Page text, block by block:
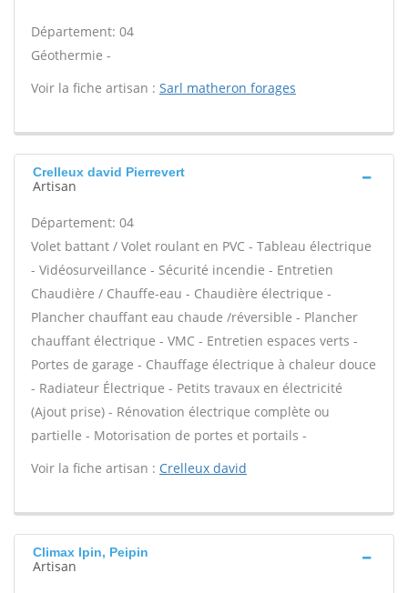
Département: 04
Géothermie -
Voir la fiche artisan : Sarl matheron forages
Crelleux david Pierrevert
Artisan
Département: 04
Volet battant / Volet roulant en PVC - Tableau électrique
- Vidéosurveillance - Sécurité incendie - Entretien
Chaudière / Chauffe-eau - Chaudière électrique -
Plancher chauffant eau chaude /réversible - Plancher
chauffant électrique - VMC - Entretien espaces verts -
Portes de garage - Chauffage électrique à chaleur douce
- Radiateur Électrique - Petits travaux en électricité
(Ajout prise) - Rénovation électrique complète ou
partielle - Motorisation de portes et portails -
Voir la fiche artisan : Crelleux david
Climax Ipin, Peipin
Artisan